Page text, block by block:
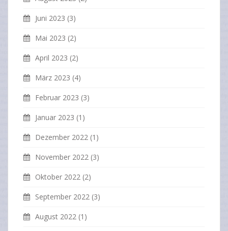
Juni 2023 (3)
Mai 2023 (2)
April 2023 (2)
März 2023 (4)
Februar 2023 (3)
Januar 2023 (1)
Dezember 2022 (1)
November 2022 (3)
Oktober 2022 (2)
September 2022 (3)
August 2022 (1)